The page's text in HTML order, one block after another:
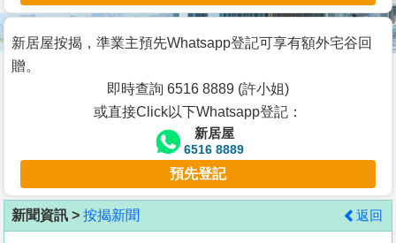
宅
谷
按
客
地
新居屋按揭，準業主預先Whatsapp登記可享有額外宅谷回
贈。
即時查詢 6516 8889 (許小姐)
或直接Click以下Whatsapp登記：
新居屋
6516 8889
預先登記
新聞資訊 > 按揭新聞 返回